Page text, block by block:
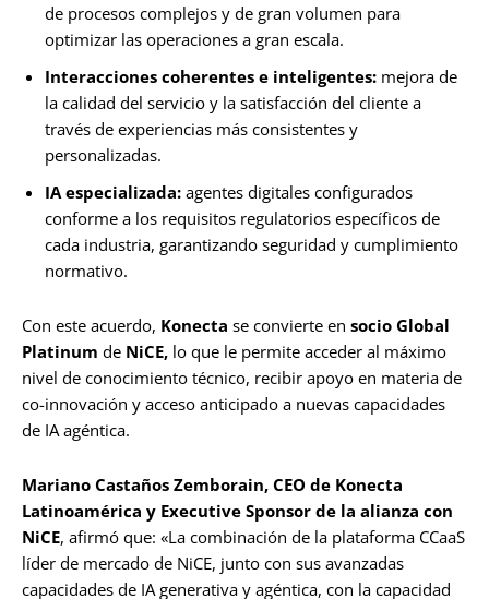
de procesos complejos y de gran volumen para
optimizar las operaciones a gran escala.
Interacciones coherentes e inteligentes: mejora de
la calidad del servicio y la satisfacción del cliente a
través de experiencias más consistentes y
personalizadas.
IA especializada: agentes digitales configurados
conforme a los requisitos regulatorios específicos de
cada industria, garantizando seguridad y cumplimiento
normativo.
Con este acuerdo, Konecta se convierte en socio Global
Platinum de NiCE, lo que le permite acceder al máximo
nivel de conocimiento técnico, recibir apoyo en materia de
co-innovación y acceso anticipado a nuevas capacidades
de IA agéntica.
Mariano Castaños Zemborain, CEO de Konecta
Latinoamérica y Executive Sponsor de la alianza con
NiCE, afirmó que: «La combinación de la plataforma CCaaS
líder de mercado de NiCE, junto con sus avanzadas
capacidades de IA generativa y agéntica, con la capacidad